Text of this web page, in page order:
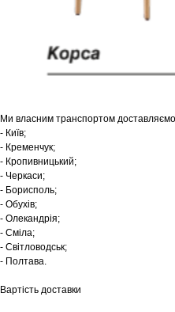
Ми власним транспортом
- Київ;
- Кременчук;
- Кропивницький;
- Черкаси;
- Борисполь;
- Обухів;
- Олекандрія;
- Сміла;
- Світловодськ;
- Полтава.
Вартість доставки